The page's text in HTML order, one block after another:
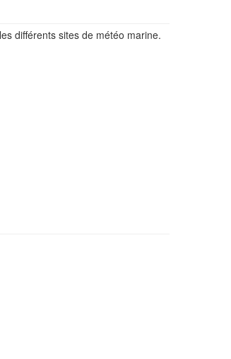
différents sites de météo marine.